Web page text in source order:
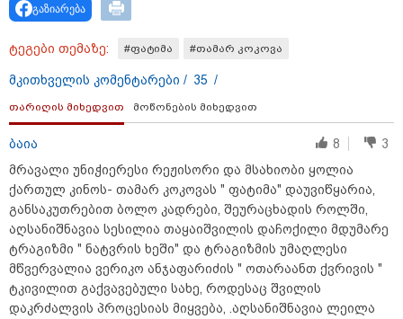
"მკაცრად ვგმობთ ირაკლი
კობახიძის განცხადებას" -
"კოალიცია ცვლილებისთვის"
16:33 / 08-08-2026
"გიორგი ბარამიძემ რაღაც
არასწორად ჩამოაყალიბა,
მაგრამ ნამდვილად არ
ეკუთვნის წიხლი ივანიშვილის
ღალატზე დაფუძნებული
დიქტატურის მსახურებისგან" -
მიხეილ სააკაშვილი
გაზიარება
ტეგები თემაზე: #ფატიმა #თამარ კოკოვა
მკითხველის კომენტარები / 35 /
თარიღის მიხედვით მოწონების მიხედვით
ბაია 8
3
მრავალი უნიჭიერესი რეჟისორი და მსახიობი ყოლია
ქართულ კინოს- თამარ კოკოვას " ფატიმა" დაუვიწყარია,
განსაკუთრებით ბოლო კადრები, შეურაცხადის როლში,
აღსანიშნავია სესილია თაყაიშვილის დაჩოქილი მდუმარე
ტრაგიზმი " ნატვრის ხეში" და ტრაგიზმის უმაღლესი
მწვერვალია ვერიკო ანჯაფარიძის " ოთარაანთ ქვრივის "
ტკივილით გაქვავებული სახე, როდესაც შვილის
დაკრძალვის პროცესიას მიყვება, .აღსანიშნავია ლეილა